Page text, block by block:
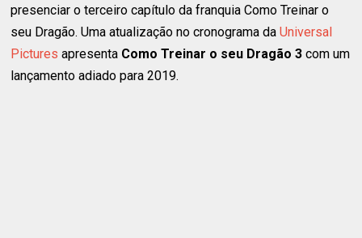
presenciar o terceiro capítulo da franquia Como Treinar o
seu Dragão. Uma atualização no cronograma daUniversal
Pictures apresenta Como Treinar o seu Dragão 3 com um
lançamento adiado para 2019.